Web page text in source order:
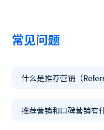
常见问题
什么是推荐营销（
推荐营销和口碑营销有